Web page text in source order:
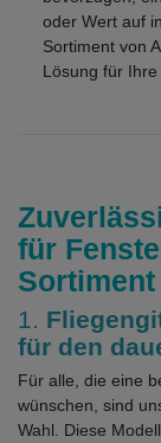
oder Wert auf
Sortiment von
Lösung für Ihre
für
Sortiment
1.
für den
Für alle, die eine
wünschen, sind
Wahl. Diese